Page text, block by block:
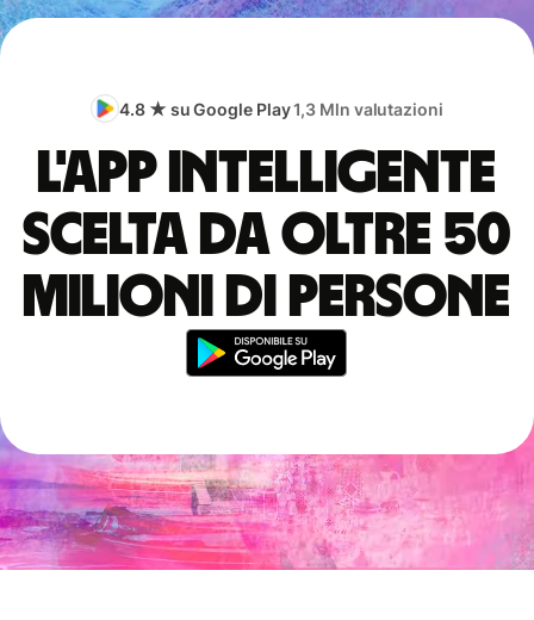
4.8 ★ su Google Play1,3 Mln valutazioni
L'app intelligente
scelta da oltre 50
milioni di persone